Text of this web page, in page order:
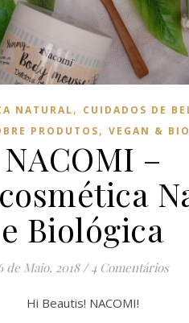
NATURAL, CUIDADOS DE
PRODUTOS, VEGAN &
NACOMI –
e Biológica
de Maio, 2018 / 4 Comentários
Hi Beautis! NACOMI!